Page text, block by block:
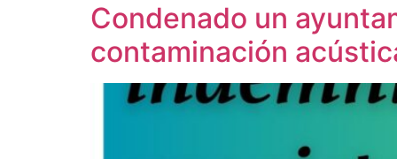
Condenado un
contaminación